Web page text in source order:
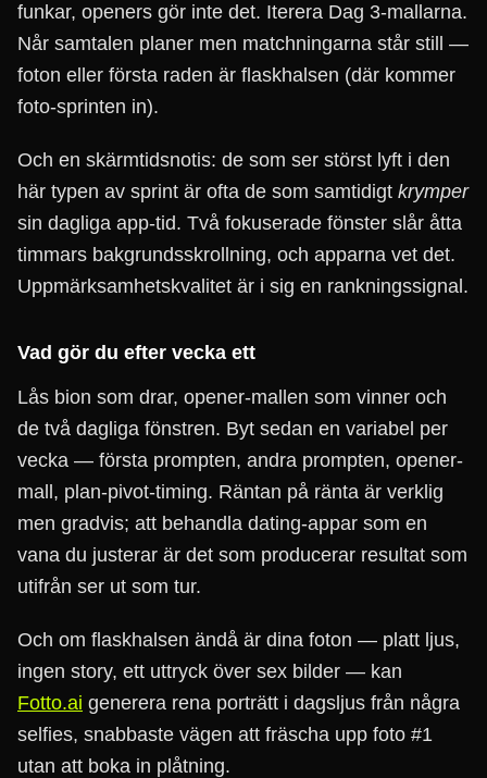
funkar, openers gör inte det. Iterera Dag 3-mallarna.
Når samtalen planer men matchningarna står still —
foton eller första raden är flaskhalsen (där kommer
foto-sprinten in).
Och en skärmtidsnotis: de som ser störst lyft i den
här typen av sprint är ofta de som samtidigt krymper
sin dagliga app-tid. Två fokuserade fönster slår åtta
timmars bakgrundsskrollning, och apparna vet det.
Uppmärksamhetskvalitet är i sig en rankningssignal.
Vad gör du efter vecka ett
Lås bion som drar, opener-mallen som vinner och
de två dagliga fönstren. Byt sedan en variabel per
vecka — första prompten, andra prompten, opener-
mall, plan-pivot-timing. Räntan på ränta är verklig
men gradvis; att behandla dating-appar som en
vana du justerar är det som producerar resultat som
utifrån ser ut som tur.
Och om flaskhalsen ändå är dina foton — platt ljus,
ingen story, ett uttryck över sex bilder — kan
Fotto.ai generera rena porträtt i dagsljus från några
selfies, snabbaste vägen att fräscha upp foto #1
utan att boka in plåtning.